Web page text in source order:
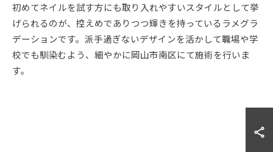
初めてネイルを試す方にも取り入れやすいスタイルとして挙
げられるのが、控えめでありつつ輝きを持っているラメグラ
デーションです。派手過ぎないデザインを活かして職場や学
校でも馴染むよう、細やかに岡山市南区にて施術を行いま
す。
ご予約はこちら